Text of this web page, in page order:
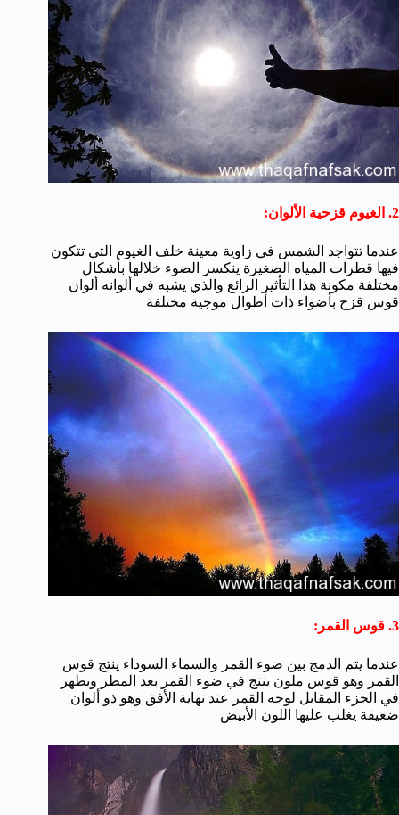
2. الغيوم قزحية الألوان:
عندما تتواجد الشمس في زاوية معينة خلف الغيوم التي تتكون
فيها قطرات المياه الصغيرة ينكسر الضوء خلالها بأشكال
مختلفة مكونة هذا التأثير الرائع والذي يشبه في ألوانه ألوان
قوس قزح بأضواء ذات أطوال موجية مختلفة
3. قوس القمر:
عندما يتم الدمج بين ضوء القمر والسماء السوداء ينتج قوس
القمر وهو قوس ملون ينتج في ضوء القمر بعد المطر ويظهر
في الجزء المقابل لوجه القمر عند نهاية الأفق وهو ذو ألوان
ضعيفة يغلب عليها اللون الأبيض